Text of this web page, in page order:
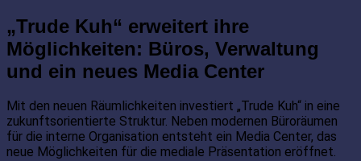
„Trude Kuh“ erweitert ihre
Möglichkeiten: Büros, Verwaltung
und ein neues Media Center
Mit den neuen Räumlichkeiten investiert „Trude Kuh“ in eine
zukunftsorientierte Struktur. Neben modernen Büroräumen
für die interne Organisation entsteht ein Media Center, das
neue Möglichkeiten für die mediale Präsentation eröffnet.